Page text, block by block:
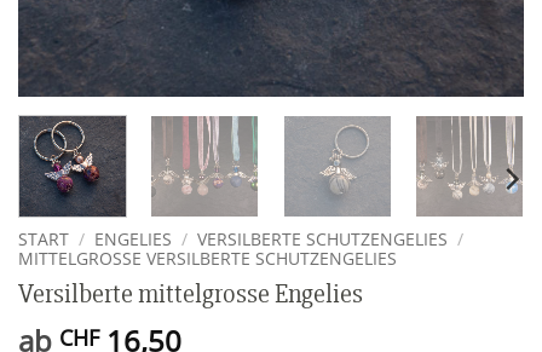
START / ENGELIES / VERSILBERTE SCHUTZENGELIES /
MITTELGROSSE VERSILBERTE SCHUTZENGELIES
Versilberte mittelgrosse Engelies
ab CHF16,50